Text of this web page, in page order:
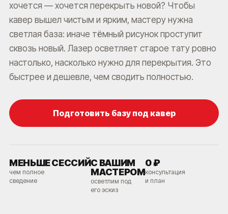
хочется — хочется перекрыть новой? Чтобы
кавер вышел чистым и ярким, мастеру нужна
светлая база: иначе тёмный рисунок проступит
сквозь новый. Лазер осветляет старое тату ровно
настолько, насколько нужно для перекрытия. Это
быстрее и дешевле, чем сводить полностью.
Подготовить базу под кавер
МЕНЬШЕ СЕССИЙ
чем полное
сведение
С ВАШИМ
МАСТЕРОМ
осветлим под
его эскиз
0 ₽
консультация
и план